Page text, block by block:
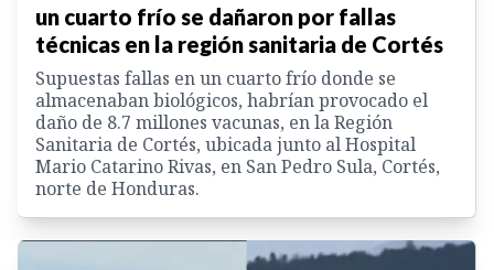
un cuarto frío se dañaron por fallas
técnicas en la región sanitaria de Cortés
Supuestas fallas en un cuarto frío donde se
almacenaban biológicos, habrían provocado el
daño de 8.7 millones vacunas, en la Región
Sanitaria de Cortés, ubicada junto al Hospital
Mario Catarino Rivas, en San Pedro Sula, Cortés,
norte de Honduras.